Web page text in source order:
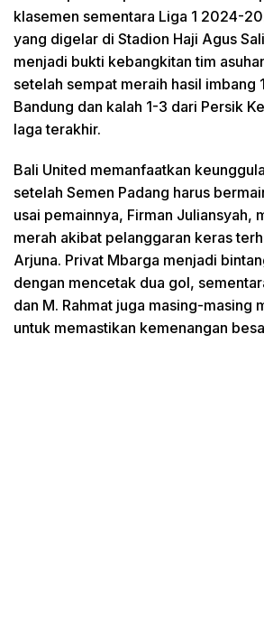
klasemen sementara Liga 1 2024-
yang digelar di Stadion Haji Agus
menjadi bukti kebangkitan tim
setelah sempat meraih hasil imbang
Bandung dan kalah 1-3 dari Persik
laga terakhir.
Bali United memanfaatkan
setelah Semen Padang harus
usai pemainnya, Firman Juliansyah,
merah akibat pelanggaran keras
Arjuna. Privat Mbarga menjadi
dengan mencetak dua gol,
dan M. Rahmat juga masing-masing
untuk memastikan kemenangan